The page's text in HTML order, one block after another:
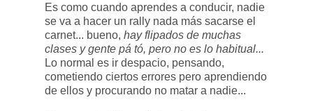
Es como cuando aprendes a conducir, nadie
se va a hacer un rally nada más sacarse el
carnet... bueno, hay flipados de muchas
clases y gente pá tó, pero no es lo habitual...
Lo normal es ir despacio, pensando,
cometiendo ciertos errores pero aprendiendo
de ellos y procurando no matar a nadie...